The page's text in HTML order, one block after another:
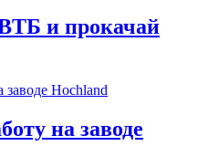
и прокачай
на заводе